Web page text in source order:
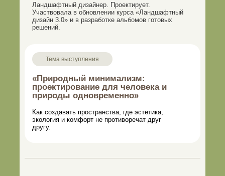
Как создавать пространства, где эстетика,
экология и комфорт не противоречат друг
другу.
«Природный минимализм:
проектирование для человека и
природы одновременно»
Тема выступления
Ландшафтный дизайнер. Проектирует.
Участвовала в обновлении курса «Ландшафтный
дизайн 3.0» и в разработке альбомов готовых
решений.